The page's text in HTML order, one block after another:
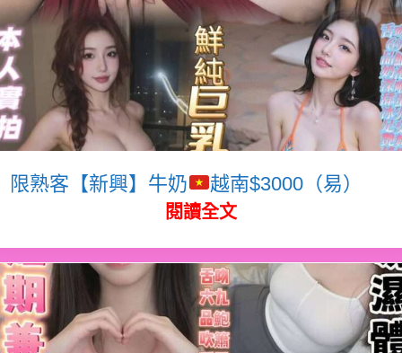
限熟客【新興】牛奶 越南$3000（易）
閱讀全文